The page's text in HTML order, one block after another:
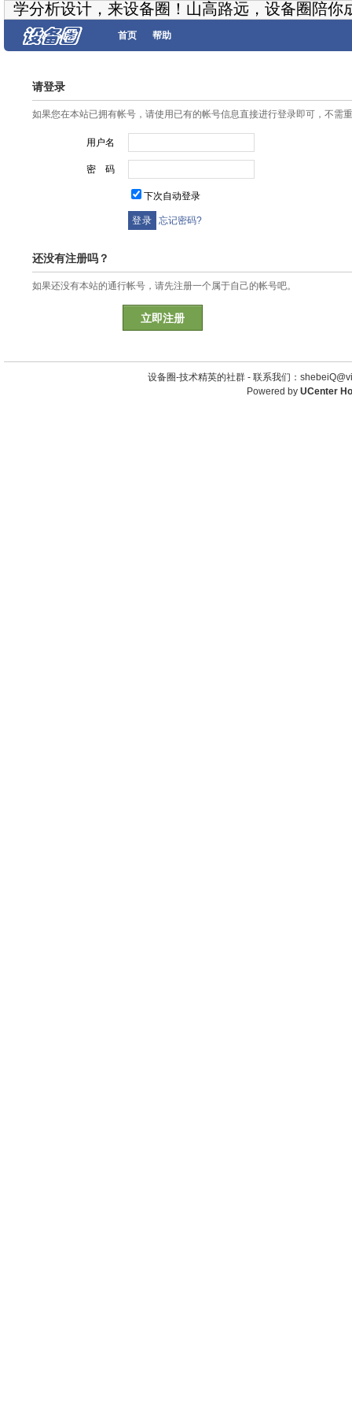
学分析设计，来设备圈！山高路远，设备圈陪你
首页 帮助
请登录
如果您在本站已拥有帐号，请使用已有的帐号信息直接进行登录即可，不需
用户名
密 码
下次自动登录
忘记密码?
还没有注册吗？
如果还没有本站的通行帐号，请先注册一个属于自己的帐号吧。
立即注册
设备圈-技术精英的社群 - 联系我们：
Powered by UCenter